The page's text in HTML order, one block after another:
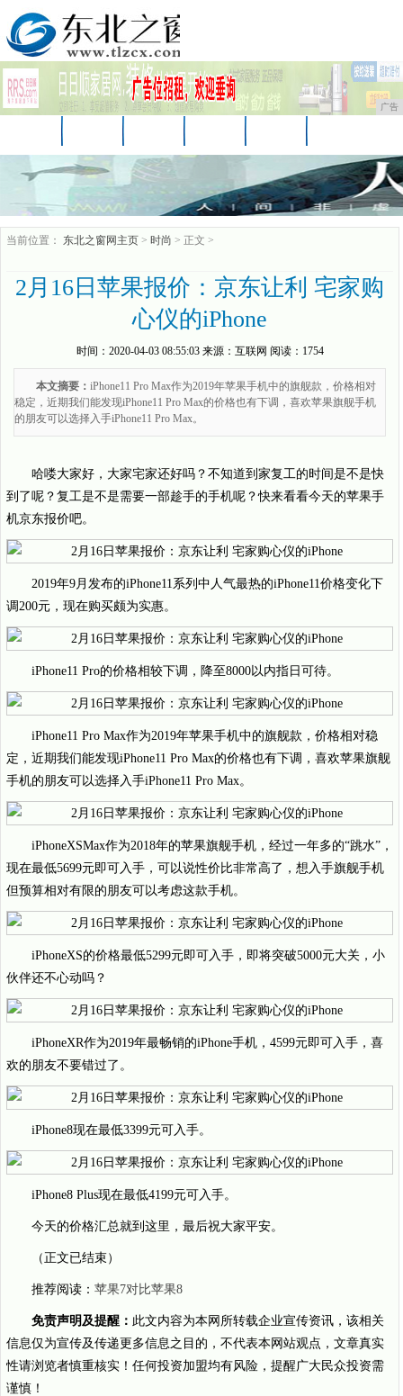
广告
企业 游戏
当前位置： 东北之窗网主页 > 时尚 > 正文 >
2月16日苹果报价：京东让利 宅家购
心仪的iPhone
时间： 2020-04-03 08:55:03来源： 互联网 阅读：1754
本文摘要： iPhone11 Pro Max作为2019年苹果手机中的旗舰款，价格相对
稳定，近期我们能发现iPhone11 Pro Max的价格也有下调，喜欢苹果旗舰手机
的朋友可以选择入手iPhone11 Pro Max。
哈喽大家好，大家宅家还好吗？不知道到家复工的时间是不是快
到了呢？复工是不是需要一部趁手的手机呢？快来看看今天的苹果手
机京东报价吧。
2019年9月发布的iPhone11系列中人气最热的iPhone11价格变化下
调200元，现在购买颇为实惠。
iPhone11 Pro的价格相较下调，降至8000以内指日可待。
iPhone11 Pro Max作为2019年苹果手机中的旗舰款，价格相对稳
定，近期我们能发现iPhone11 Pro Max的价格也有下调，喜欢苹果旗舰
手机的朋友可以选择入手iPhone11 Pro Max。
iPhoneXSMax作为2018年的苹果旗舰手机，经过一年多的“跳水”，
现在最低5699元即可入手，可以说性价比非常高了，想入手旗舰手机
但预算相对有限的朋友可以考虑这款手机。
iPhoneXS的价格最低5299元即可入手，即将突破5000元大关，小
伙伴还不心动吗？
iPhoneXR作为2019年最畅销的iPhone手机，4599元即可入手，喜
欢的朋友不要错过了。
iPhone8现在最低3399元可入手。
iPhone8 Plus现在最低4199元可入手。
今天的价格汇总就到这里，最后祝大家平安。
（正文已结束）
推荐阅读： 苹果7对比苹果8
免责声明及提醒： 此文内容为本网所转载企业宣传资讯，该相关
信息仅为宣传及传递更多信息之目的，不代表本网站观点，文章真实
性请浏览者慎重核实！任何投资加盟均有风险，提醒广大民众投资需
谨慎！